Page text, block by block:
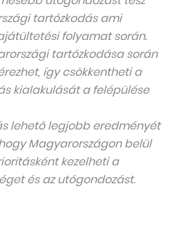
tartózkodás ami
folyamat során.
tartózkodása során
így csökkentheti a
kialakulását a felépülése
lehető legjobb eredményét
Magyarországon belül
kezelheti a
és az utógondozást.